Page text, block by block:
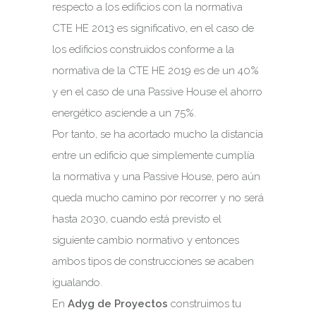
respecto a los edificios con la normativa
CTE HE 2013 es significativo, en el caso de
los edificios construidos conforme a la
normativa de la CTE HE 2019 es de un 40%
y en el caso de una Passive House el ahorro
energético asciende a un 75%.
Por tanto, se ha acortado mucho la distancia
entre un edificio que simplemente cumplía
la normativa y una Passive House, pero aún
queda mucho camino por recorrer y no será
hasta 2030, cuando está previsto el
siguiente cambio normativo y entonces
ambos tipos de construcciones se acaben
igualando.
En Adyg de Proyectos construimos tu